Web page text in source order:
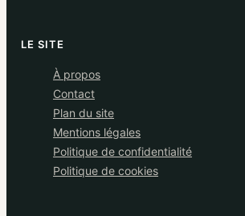
LE SITE
À propos
Contact
Plan du site
Mentions légales
Politique de confidentialité
Politique de cookies